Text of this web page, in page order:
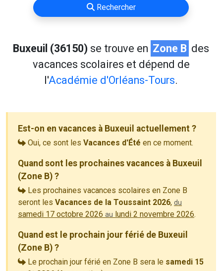
Rechercher
Buxeuil (36150) se trouve en Zone B des
vacances scolaires et dépend de
l'Académie d'Orléans-Tours.
Est-on en vacances à Buxeuil actuellement ?
Oui, ce sont les Vacances d'Été en ce moment.
Quand sont les prochaines vacances à Buxeuil
(Zone B) ?
Les prochaines vacances scolaires en Zone B
seront les Vacances de la Toussaint 2026, du
samedi 17 octobre 2026 au lundi 2 novembre 2026.
Quand est le prochain jour férié de Buxeuil
(Zone B) ?
Le prochain jour férié en Zone B sera le samedi 15